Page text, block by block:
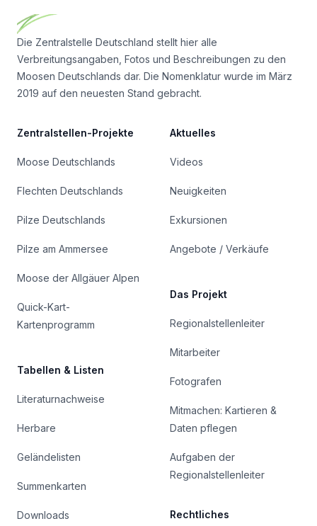
Die Zentralstelle Deutschland stellt hier alle
Verbreitungsangaben, Fotos und Beschreibungen zu den
Moosen Deutschlands dar. Die Nomenklatur wurde im März
2019 auf den neuesten Stand gebracht.
Zentralstellen-Projekte
Moose Deutschlands
Flechten Deutschlands
Pilze Deutschlands
Pilze am Ammersee
Moose der Allgäuer Alpen
Quick-Kart-
Kartenprogramm
Tabellen & Listen
Literaturnachweise
Herbare
Geländelisten
Summenkarten
Downloads
Aktuelles
Videos
Neuigkeiten
Exkursionen
Angebote / Verkäufe
Das Projekt
Regionalstellenleiter
Mitarbeiter
Fotografen
Mitmachen: Kartieren &
Daten pflegen
Aufgaben der
Regionalstellenleiter
Rechtliches